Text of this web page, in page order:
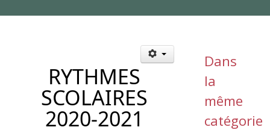
RYTHMES
SCOLAIRES
2020-2021
Dans
la
même
catégorie